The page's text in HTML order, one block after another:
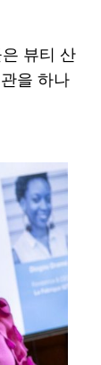
뷰티 산
을 하나